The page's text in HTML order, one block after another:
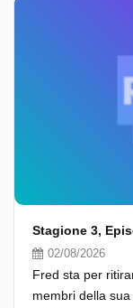
Stagione 3,
02/08/2026
Fred sta per
membri della